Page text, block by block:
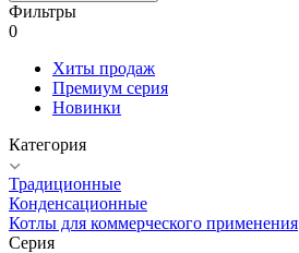
Фильтры
0
Хиты продаж
Премиум серия
Новинки
Категория
Традиционные
Конденсационные
Котлы для коммерческого применения
Серия